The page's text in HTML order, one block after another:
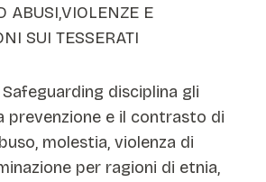
ABUSI,VIOLENZE E
SUI TESSERATI
disciplina gli
prevenzione e il contrasto di
molestia, violenza di
per ragioni di etnia,